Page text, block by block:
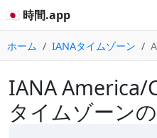
🇯🇵 時間.app
ホーム IANAタイムゾーン
IANA America/
タイムゾーン